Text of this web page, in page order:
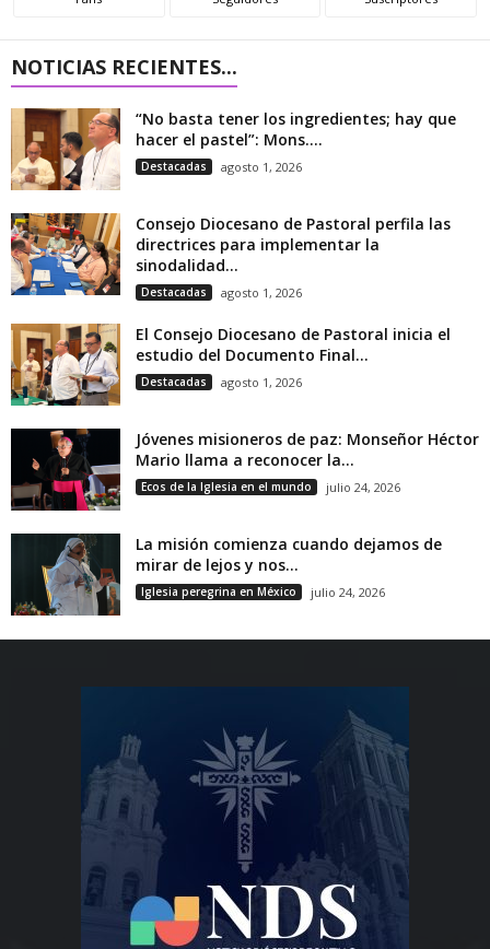
NOTICIAS RECIENTES...
“No basta tener los ingredientes; hay que
hacer el pastel”: Mons....
Destacadas agosto 1, 2026
Consejo Diocesano de Pastoral perfila las
directrices para implementar la
sinodalidad...
Destacadas agosto 1, 2026
El Consejo Diocesano de Pastoral inicia el
estudio del Documento Final...
Destacadas agosto 1, 2026
Jóvenes misioneros de paz: Monseñor Héctor
Mario llama a reconocer la...
Ecos de la Iglesia en el mundo julio 24, 2026
La misión comienza cuando dejamos de
mirar de lejos y nos...
Iglesia peregrina en México julio 24, 2026